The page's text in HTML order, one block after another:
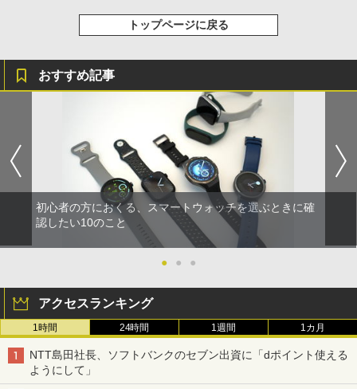
トップページに戻る
おすすめ記事
初心者の方におくる、スマートウォッチを選ぶときに確
認したい10のこと
● ● ●
アクセスランキング
1時間 24時間 1週間 1カ月
NTT島田社長、ソフトバンクのセブン出資に「dポイント使える
ようにして」